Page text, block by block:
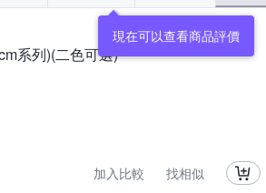
現在可以查看商品評價
系列)(二色可選)
加入比較 找相似